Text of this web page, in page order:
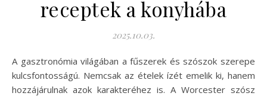
receptek a konyhába
2025.10.03.
A gasztronómia világában a fűszerek és szószok szerepe
kulcsfontosságú. Nemcsak az ételek ízét emelik ki, hanem
hozzájárulnak azok karakteréhez is. A Worcester szósz